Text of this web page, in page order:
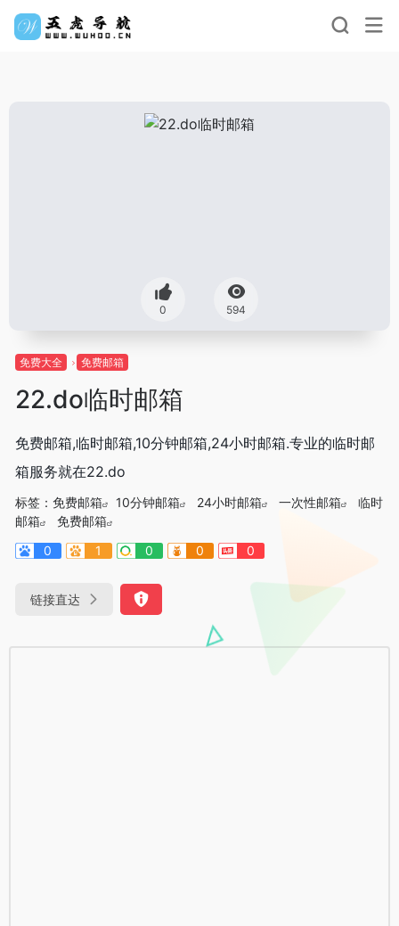
0 594
免费大全 免费邮箱
22.do临时邮箱
免费邮箱,临时邮箱,10分钟邮箱,24小时邮箱.专业的临时邮
箱服务就在22.do
标签： 免费邮箱 10分钟邮箱 24小时邮箱 一次性邮箱
临时
邮箱
免费邮箱
0
1 0 0 0
链接直达